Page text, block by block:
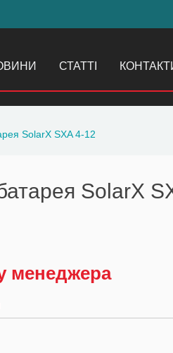
СТАТТІ
SolarX SXA 4-12
SolarX
менеджера